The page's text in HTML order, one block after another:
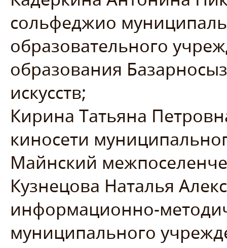
сольфеджио
образовательного
образования
искусств;
Кирина Татьяна
киносети
Майнский
Кузнецова Наталья
информационно-
муниципального